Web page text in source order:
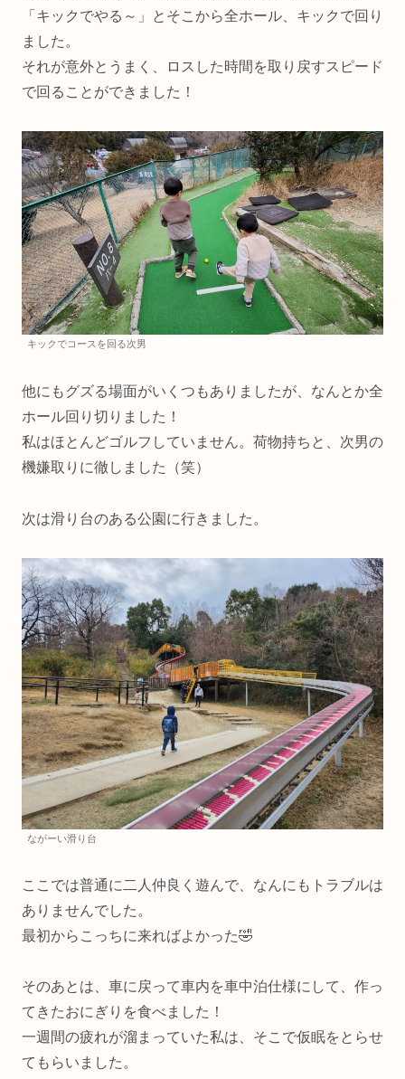
「キックでやる～」とそこから全ホール、キックで回り
ました。
それが意外とうまく、ロスした時間を取り戻すスピード
で回ることができました！
キックでコースを回る次男
他にもグズる場面がいくつもありましたが、なんとか全
ホール回り切りました！
私はほとんどゴルフしていません。荷物持ちと、次男の
機嫌取りに徹しました（笑）
次は滑り台のある公園に行きました。
ながーい滑り台
ここでは普通に二人仲良く遊んで、なんにもトラブルは
ありませんでした。
最初からこっちに来ればよかった🤣
そのあとは、車に戻って車内を車中泊仕様にして、作っ
てきたおにぎりを食べました！
一週間の疲れが溜まっていた私は、そこで仮眠をとらせ
てもらいました。